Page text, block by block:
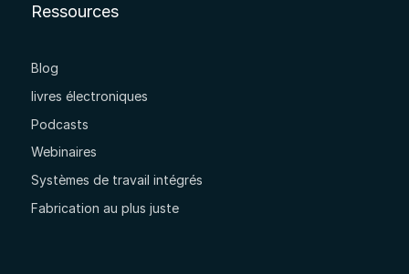
Ressources
Blog
livres électroniques
Podcasts
Webinaires
Systèmes de travail intégrés
Fabrication au plus juste